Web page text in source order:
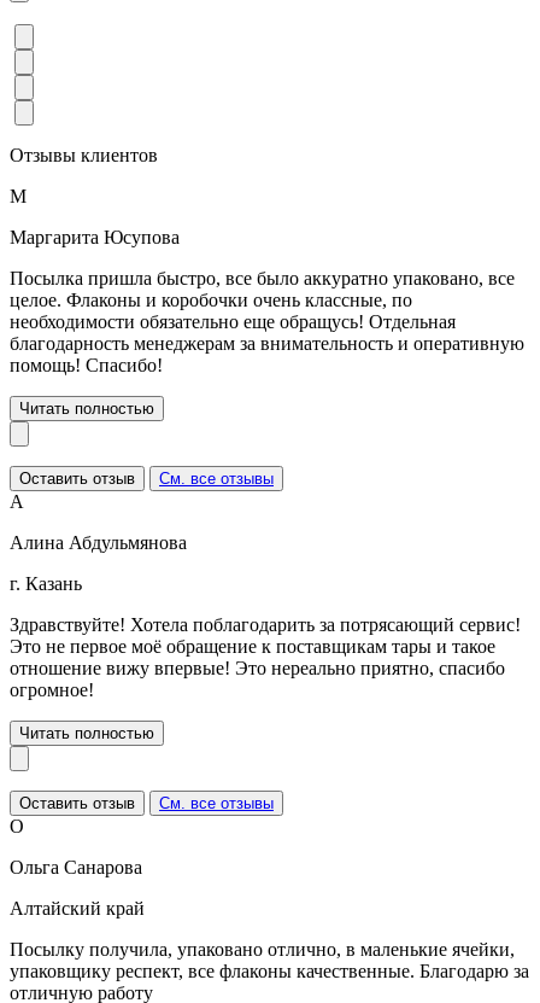
Отзывы клиентов
М
Маргарита Юсупова
Посылка пришла быстро, все было аккуратно упаковано, все
целое. Флаконы и коробочки очень классные, по
необходимости обязательно еще обращусь! Отдельная
благодарность менеджерам за внимательность и оперативную
помощь! Спасибо!
Читать полностью
Оставить отзыв См. все отзывы
А
Алина Абдульмянова
г. Казань
Здравствуйте! Хотела поблагодарить за потрясающий сервис!
Это не первое моё обращение к поставщикам тары и такое
отношение вижу впервые! Это нереально приятно, спасибо
огромное!
Читать полностью
Оставить отзыв См. все отзывы
О
Ольга Санарова
Алтайский край
Посылку получила, упаковано отлично, в маленькие ячейки,
упаковщику респект, все флаконы качественные. Благодарю за
отличную работу